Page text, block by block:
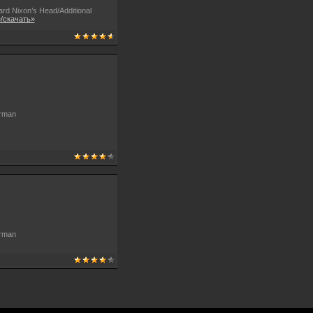
Nixon’s Head/Additional